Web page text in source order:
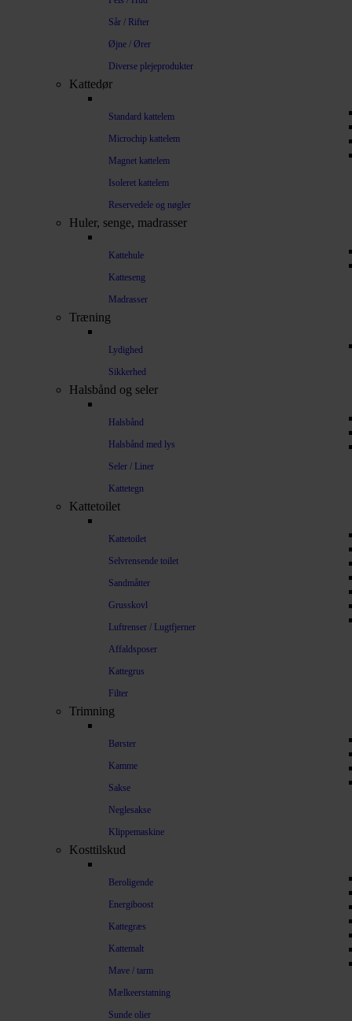
Sår / Rifter
Øjne / Ører
Diverse plejeprodukter
Kattedør
Standard kattelem
Microchip kattelem
Magnet kattelem
Isoleret kattelem
Reservedele og nøgler
Huler, senge, madrasser
Kattehule
Katteseng
Madrasser
Træning
Lydighed
Sikkerhed
Halsbånd og seler
Halsbånd
Halsbånd med lys
Seler / Liner
Kattetegn
Kattetoilet
Kattetoilet
Selvrensende toilet
Sandmåtter
Grusskovl
Luftrenser / Lugtfjerner
Affaldsposer
Kattegrus
Filter
Trimning
Børster
Kamme
Sakse
Neglesakse
Klippemaskine
Kosttilskud
Beroligende
Energiboost
Kattegræs
Kattemalt
Mave / tarm
Mælkeerstatning
Sunde olier